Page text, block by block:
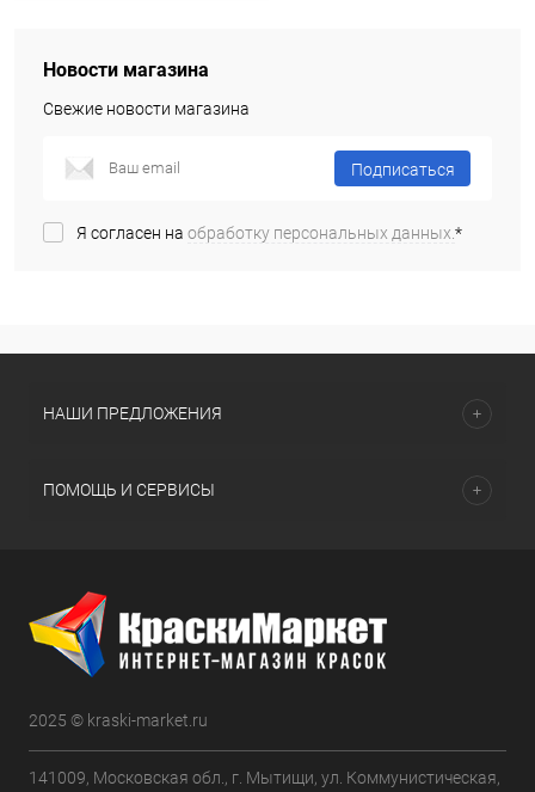
Новости магазина
Свежие новости магазина
Подписаться
Я согласен на обработку персональных данных.*
НАШИ ПРЕДЛОЖЕНИЯ
ПОМОЩЬ И СЕРВИСЫ
2025 © kraski-market.ru
141009, Московская обл., г. Мытищи, ул. Коммунистическая,